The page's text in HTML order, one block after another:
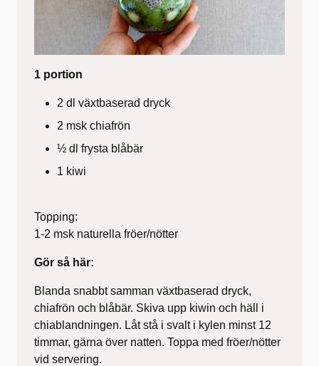
1 portion
2 dl växtbaserad dryck
2 msk chiafrön
½ dl frysta blåbär
1 kiwi
Topping:
1-2 msk naturella fröer/nötter
Gör så här:
Blanda snabbt samman växtbaserad dryck,
chiafrön och blåbär. Skiva upp kiwin och häll i
chiablandningen. Låt stå i svalt i kylen minst 12
timmar, gärna över natten. Toppa med fröer/nötter
vid servering.